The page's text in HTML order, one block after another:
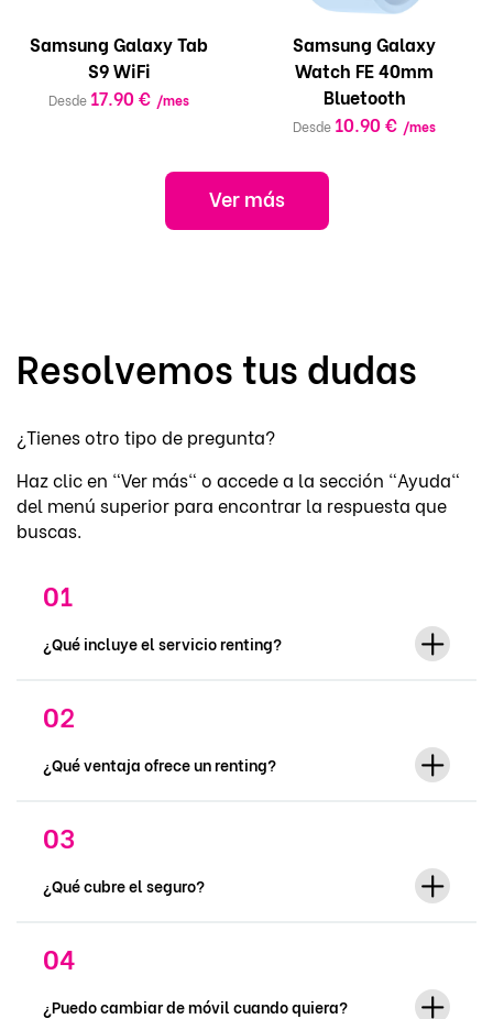
Samsung Galaxy Tab
S9 WiFi
Desde 17.90 € /mes
Samsung Galaxy
Watch FE 40mm
Bluetooth
Desde 10.90 € /mes
Ver más
Resolvemos tus dudas
¿Tienes otro tipo de pregunta?
Haz clic en "Ver más" o accede a la sección "Ayuda"
del menú superior para encontrar la respuesta que
buscas.
¿Qué incluye el servicio renting?
¿Qué ventaja ofrece un renting?
¿Qué cubre el seguro?
¿Puedo cambiar de móvil cuando quiera?